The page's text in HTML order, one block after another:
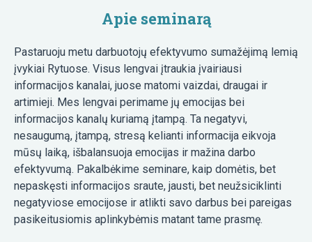
Apie seminarą
Pastaruoju metu darbuotojų efektyvumo sumažėjimą lemią
įvykiai Rytuose. Visus lengvai įtraukia įvairiausi
informacijos kanalai, juose matomi vaizdai, draugai ir
artimieji. Mes lengvai perimame jų emocijas bei
informacijos kanalų kuriamą įtampą. Ta negatyvi,
nesaugumą, įtampą, stresą kelianti informacija eikvoja
mūsų laiką, išbalansuoja emocijas ir mažina darbo
efektyvumą. Pakalbėkime seminare, kaip domėtis, bet
nepaskęsti informacijos sraute, jausti, bet neužsiciklinti
negatyviose emocijose ir atlikti savo darbus bei pareigas
pasikeitusiomis aplinkybėmis matant tame prasmę.